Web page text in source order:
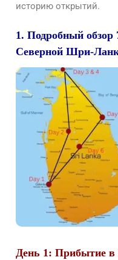
историю открытий.
1. Подробный обзор
Северной Шри-
День 1: Прибытие в